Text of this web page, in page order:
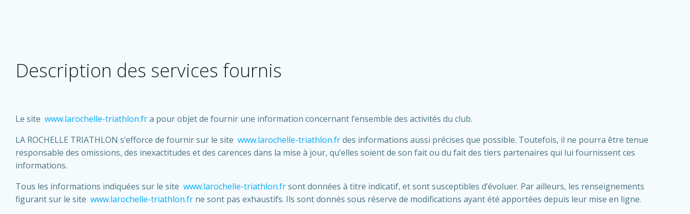
Description des services fournis
Le site www.larochelle-triathlon.fra pour objet de fournir une information concernant l’ensemble des activités du club.
LA ROCHELLE TRIATHLON s’efforce de fournir sur le site www.larochelle-triathlon.frdes informations aussi précises que possible. Toutefois, il ne pourra être tenue
responsable des omissions, des inexactitudes et des carences dans la mise à jour, qu’elles soient de son fait ou du fait des tiers partenaires qui lui fournissent ces
informations.
Tous les informations indiquées sur le site www.larochelle-triathlon.frsont données à titre indicatif, et sont susceptibles d’évoluer. Par ailleurs, les renseignements
figurant sur le site www.larochelle-triathlon.fr ne sont pas exhaustifs. Ils sont donnés sous réserve de modifications ayant été apportées depuis leur mise en ligne.